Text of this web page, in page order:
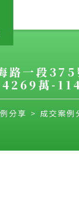
路一段
4269萬-
分享 成交案例